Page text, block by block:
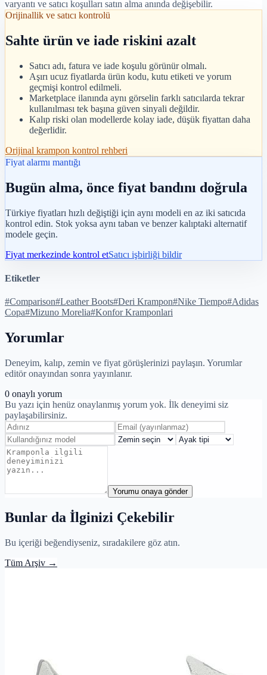
varyantı ve satıcı koşulları satın alma anında değişebilir.
Orijinallik ve satıcı kontrolü
Sahte ürün ve iade riskini azalt
Satıcı adı, fatura ve iade koşulu görünür olmalı.
Aşırı ucuz fiyatlarda ürün kodu, kutu etiketi ve yorum
geçmişi kontrol edilmeli.
Marketplace ilanında aynı görselin farklı satıcılarda tekrar
kullanılması tek başına güven sinyali değildir.
Kalıp riski olan modellerde kolay iade, düşük fiyattan daha
değerlidir.
Orijinal krampon kontrol rehberi
Fiyat alarmı mantığı
Bugün alma, önce fiyat bandını doğrula
Türkiye fiyatları hızlı değiştiği için aynı modeli en az iki satıcıda
kontrol edin. Stok yoksa aynı taban ve benzer kalıptaki alternatif
modele geçin.
Fiyat merkezinde kontrol etSatıcı işbirliği bildir
Etiketler
#Comparison#Leather Boots#Deri Krampon#Nike Tiempo#Adidas
Copa#Mizuno Morelia#Konfor Kramponlari
Yorumlar
Deneyim, kalıp, zemin ve fiyat görüşlerinizi paylaşın. Yorumlar
editör onayından sonra yayınlanır.
0 onaylı yorum
Bu yazı için henüz onaylanmış yorum yok. İlk deneyimi siz
paylaşabilirsiniz.
Yorumu onaya gönder
Bunlar da İlginizi Çekebilir
Bu içeriği beğendiyseniz, sıradakilere göz atın.
Tüm Arşiv →